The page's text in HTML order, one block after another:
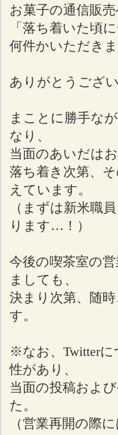
お菓子の通信販
「落ち着いた頃
何件かいただき
ありがとうござ
まことに勝手な
なり、
当面のあいだは
落ち着き次第、
えています。
（まずは新米職
ります…！）
今後の喫茶室の
ましても、
決まり次第、随
す。
※なお、Twitter
性があり、
当面の投稿およ
た。
（営業再開の際